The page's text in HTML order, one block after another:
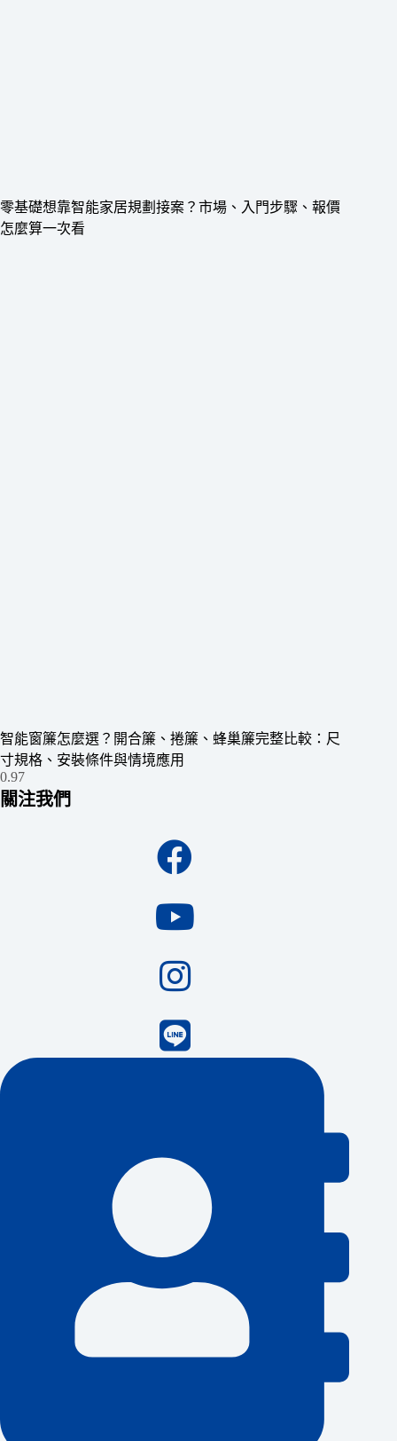
零基礎想靠智能家居規劃接案？市場、入門步驟、報價
怎麼算一次看
智能窗簾怎麼選？開合簾、捲簾、蜂巢簾完整比較：尺
寸規格、安裝條件與情境應用
關注我們